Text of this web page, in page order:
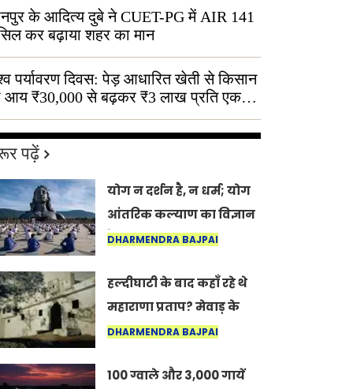
के आदित्य दुबे ने CUET-PG में AIR 141
कर बढ़ाया शहर का मान
पर्यावरण दिवस: पेड़ आधारित खेती से किसान
आय ₹30,000 से बढ़कर ₹3 लाख प्रति एकड़
पढ़ें
योग न दर्शन है, न धर्म; योग
आंतरिक कल्याण का विज्ञान
है: अंतरराष्ट्रीय योग दिवस
DHARMENDRA BAJPAI
हल्दीघाटी के बाद कहाँ रहे थे
महाराणा प्रताप? मेवाड़ के
इतिहास का वह अनकहा
में जीवित है
DHARMENDRA BAJPAI
100 ग्वाले और 3,000 गायें